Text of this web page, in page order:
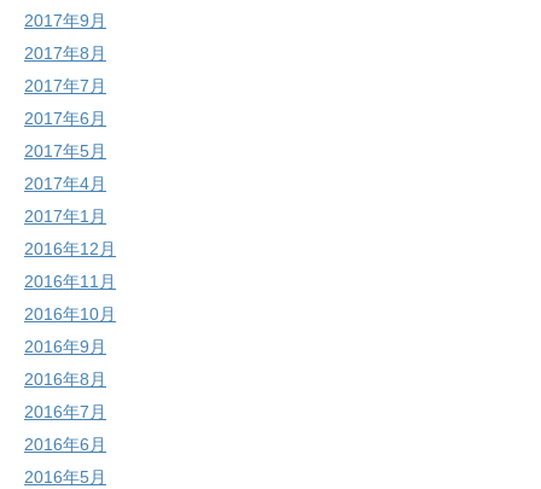
2017年9月
2017年8月
2017年7月
2017年6月
2017年5月
2017年4月
2017年1月
2016年12月
2016年11月
2016年10月
2016年9月
2016年8月
2016年7月
2016年6月
2016年5月